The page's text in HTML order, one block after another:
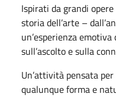
Ispirati da grandi
storia dell’arte –
un’esperienza
sull’ascolto e sulla
Un’attività pensata per
qualunque forma e